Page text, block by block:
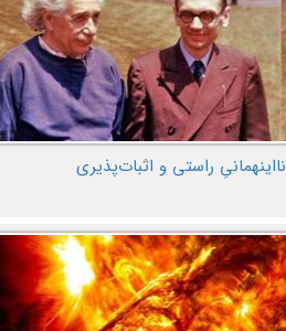
نااینهمانیِ راستی و اثبات‌پذیری